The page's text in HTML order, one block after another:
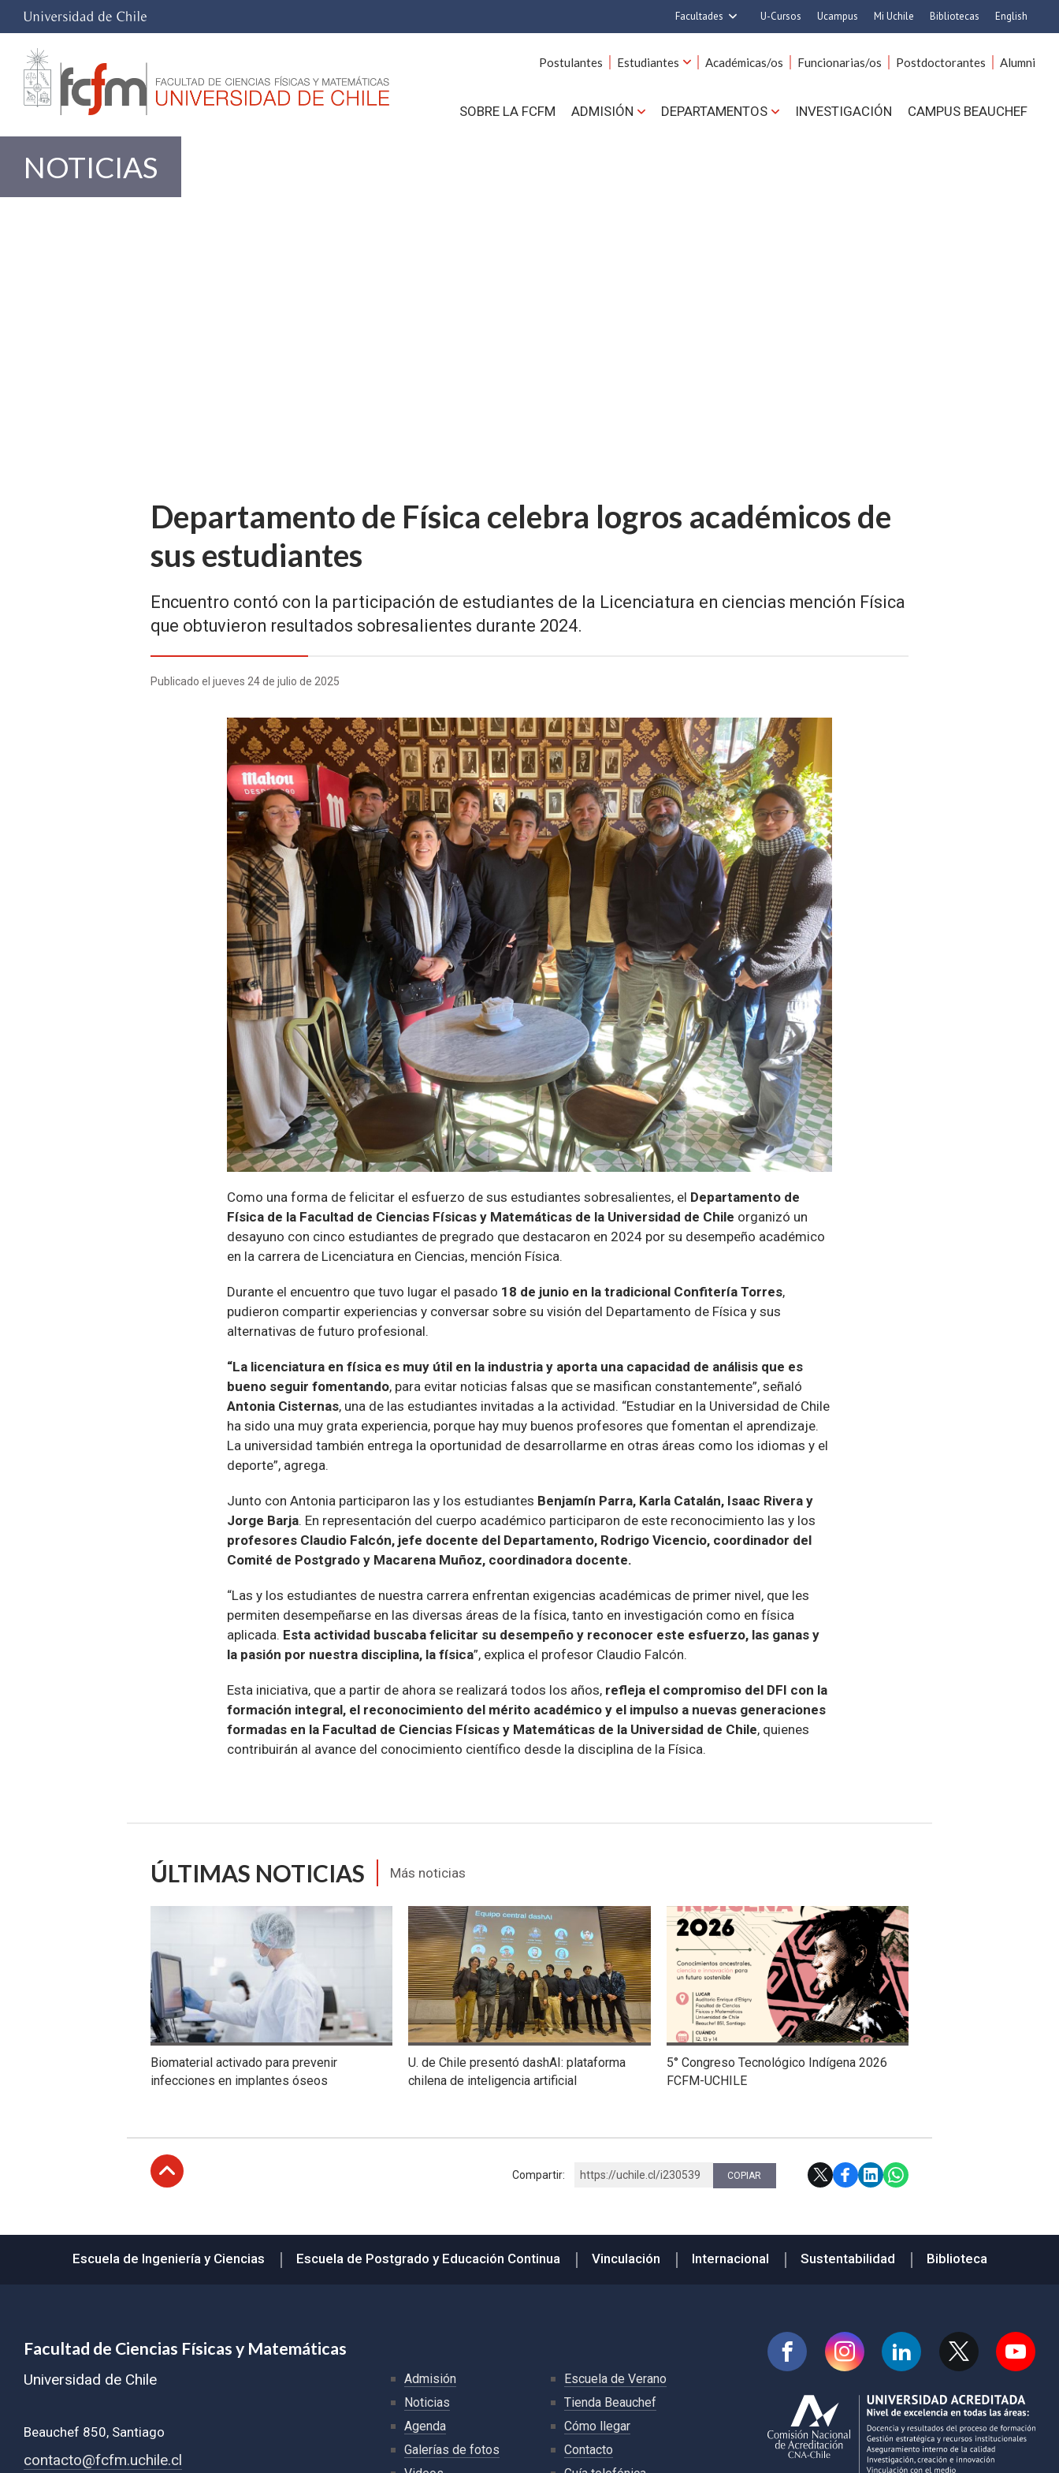
Facultades
Ciencias
Cs. Agronómicas
U-Cursos Ucampus Mi Uchile Bibliotecas English
Postulantes Estudiantes Académicas/os Funcionarias/os Postdoctorantes Alumni
SOBRE LA FCFM ADMISIÓN DEPARTAMENTOS INVESTIGACIÓN CAMPUS BEAUCHEF
NOTICIAS
Departamento de Física celebra logros académicos de
sus estudiantes
Encuentro contó con la participación de estudiantes de la Licenciatura en ciencias mención Física
que obtuvieron resultados sobresalientes durante 2024.
Publicado el jueves 24 de julio de 2025
Como una forma de felicitar el esfuerzo de sus estudiantes sobresalientes, el Departamento de
Física de la Facultad de Ciencias Físicas y Matemáticas de la Universidad de Chile organizó un
desayuno con cinco estudiantes de pregrado que destacaron en 2024 por su desempeño académico
en la carrera de Licenciatura en Ciencias, mención Física.
Durante el encuentro que tuvo lugar el pasado 18 de junio en la tradicional Confitería Torres,
pudieron compartir experiencias y conversar sobre su visión del Departamento de Física y sus
alternativas de futuro profesional.
“La licenciatura en física es muy útil en la industria y aporta una capacidad de análisis que es
bueno seguir fomentando, para evitar noticias falsas que se masifican constantemente”, señaló
Antonia Cisternas, una de las estudiantes invitadas a la actividad. “Estudiar en la Universidad de Chile
ha sido una muy grata experiencia, porque hay muy buenos profesores que fomentan el aprendizaje.
La universidad también entrega la oportunidad de desarrollarme en otras áreas como los idiomas y el
deporte”, agrega.
Junto con Antonia participaron las y los estudiantes Benjamín Parra, Karla Catalán, Isaac Rivera y
Jorge Barja. En representación del cuerpo académico participaron de este reconocimiento las y los
profesores Claudio Falcón, jefe docente del Departamento, Rodrigo Vicencio, coordinador del
Comité de Postgrado y Macarena Muñoz, coordinadora docente.
“Las y los estudiantes de nuestra carrera enfrentan exigencias académicas de primer nivel, que les
permiten desempeñarse en las diversas áreas de la física, tanto en investigación como en física
aplicada. Esta actividad buscaba felicitar su desempeño y reconocer este esfuerzo, las ganas y
la pasión por nuestra disciplina, la física”, explica el profesor Claudio Falcón.
Esta iniciativa, que a partir de ahora se realizará todos los años, refleja el compromiso del DFI con la
formación integral, el reconocimiento del mérito académico y el impulso a nuevas generaciones
formadas en la Facultad de Ciencias Físicas y Matemáticas de la Universidad de Chile, quienes
contribuirán al avance del conocimiento científico desde la disciplina de la Física.
ÚLTIMAS NOTICIAS Más noticias
Biomaterial activado para prevenir
infecciones en implantes óseos
U. de Chile presentó dashAI: plataforma
chilena de inteligencia artificial
5° Congreso Tecnológico Indígena 2026
FCFM-UCHILE
Compartir: https://uchile.cl/i230539 COPIAR
Escuela de Ingeniería y Ciencias Escuela de Postgrado y Educación Continua Vinculación Internacional Sustentabilidad Biblioteca
Facultad de Ciencias Físicas y Matemáticas
Universidad de Chile
Beauchef 850, Santiago
contacto@fcfm.uchile.cl
Admisión
Noticias
Agenda
Galerías de fotos
Escuela de Verano
Tienda Beauchef
Cómo llegar
Contacto